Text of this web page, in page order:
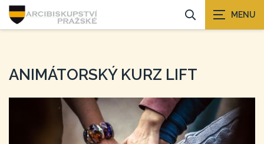
ANIMÁTORSKÝ KURZ LIFT